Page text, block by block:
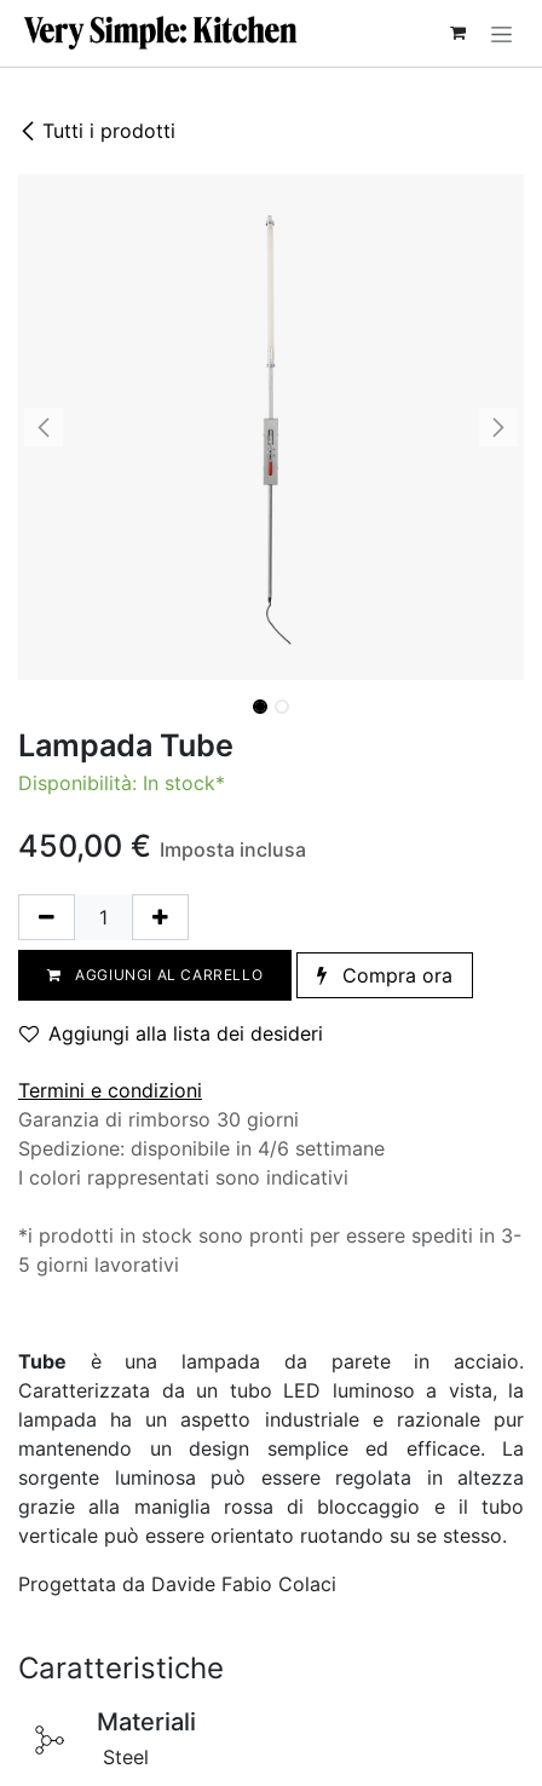
Tutti i prodotti
Lampada Tube
Disponibilità: In stock*
450,00 € Imposta inclusa
AGGIUNGI AL CARRELLO Compra ora
Aggiungi alla lista dei desideri
Termini e condizioni
Garanzia di rimborso 30 giorni
Spedizione: disponibile in 4/6 settimane
I colori rappresentati sono indicativi
*i prodotti in stock sono pronti per essere spediti in 3-
5 giorni lavorativi
Tube è una lampada da parete in acciaio.
Caratterizzata da un tubo LED luminoso a vista, la
lampada ha un aspetto industriale e razionale pur
mantenendo un design semplice ed efficace. La
sorgente luminosa può essere regolata in altezza
grazie alla maniglia rossa di bloccaggio e il tubo
verticale può essere orientato ruotando su se stesso.
Progettata da Davide Fabio Colaci
Caratteristiche
Materiali
Steel